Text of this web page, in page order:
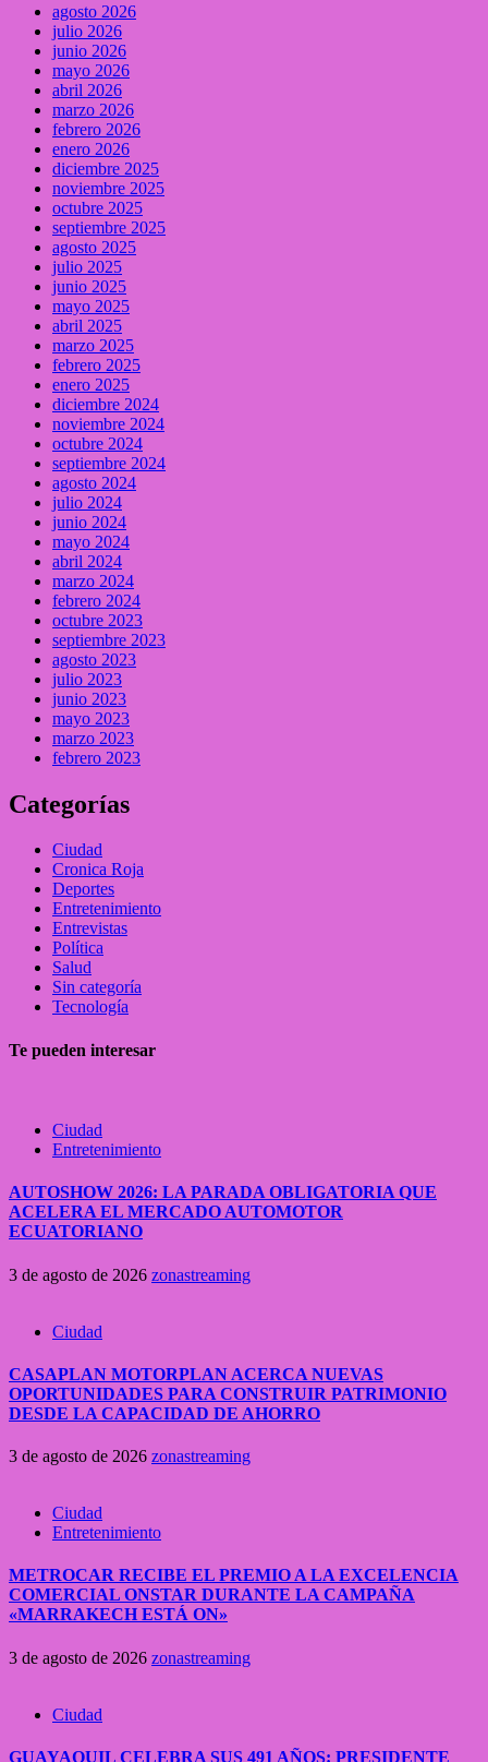
agosto 2026
julio 2026
junio 2026
mayo 2026
abril 2026
marzo 2026
febrero 2026
enero 2026
diciembre 2025
noviembre 2025
octubre 2025
septiembre 2025
agosto 2025
julio 2025
junio 2025
mayo 2025
abril 2025
marzo 2025
febrero 2025
enero 2025
diciembre 2024
noviembre 2024
octubre 2024
septiembre 2024
agosto 2024
julio 2024
junio 2024
mayo 2024
abril 2024
marzo 2024
febrero 2024
octubre 2023
septiembre 2023
agosto 2023
julio 2023
junio 2023
mayo 2023
marzo 2023
febrero 2023
Categorías
Ciudad
Cronica Roja
Deportes
Entretenimiento
Entrevistas
Política
Salud
Sin categoría
Tecnología
Te pueden interesar
Ciudad
Entretenimiento
AUTOSHOW 2026: LA PARADA OBLIGATORIA QUE
ACELERA EL MERCADO AUTOMOTOR
ECUATORIANO
3 de agosto de 2026 zonastreaming
Ciudad
CASAPLAN MOTORPLAN ACERCA NUEVAS
OPORTUNIDADES PARA CONSTRUIR PATRIMONIO
DESDE LA CAPACIDAD DE AHORRO
3 de agosto de 2026 zonastreaming
Ciudad
Entretenimiento
METROCAR RECIBE EL PREMIO A LA EXCELENCIA
COMERCIAL ONSTAR DURANTE LA CAMPAÑA
«MARRAKECH ESTÁ ON»
3 de agosto de 2026 zonastreaming
Ciudad
GUAYAQUIL CELEBRA SUS 491 AÑOS: PRESIDENTE